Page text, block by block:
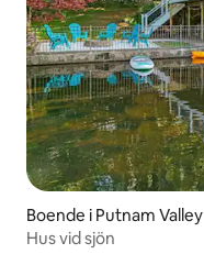
Boende i Putnam Valley
Hus vid sjön